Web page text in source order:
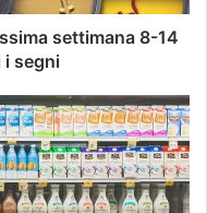
settimana 8-14
i segni